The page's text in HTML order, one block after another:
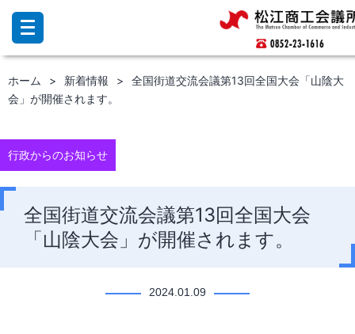
ン
ツ
へ
ッ
プ
ホーム 新着情報
全国街道交流会議第13回全国大会「山陰大
会」が開催されます。
行政からのお知らせ
全国街道交流会議第13回全国大会
「山陰大会」が開催されます。
2024.01.09